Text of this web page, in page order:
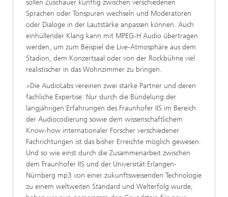
sollen Zuschauer künftig zwischen verschiedenen
Sprachen oder Tonspuren wechseln und Moderatoren
oder Dialoge in der Lautstärke anpassen können. Auch
einhüllender Klang kann mit MPEG-H Audio übertragen
werden, um zum Beispiel die Live-Atmosphäre aus dem
Stadion, dem Konzertsaal oder von der Rockbühne viel
realistischer in das Wohnzimmer zu bringen.
»Die AudioLabs vereinen zwei starke Partner und deren
fachliche Expertise: Nur durch die Bündelung der
langjährigen Erfahrungen des Fraunhofer IIS im Bereich
der Audiocodierung sowie dem wissenschaftlichem
Know-how internationaler Forscher verschiedener
Fachrichtungen ist das bisher Erreichte möglich gewesen.
Und so wie einst durch die Zusammenarbeit zwischen
dem Fraunhofer IIS und der Universität Erlangen-
Nürnberg mp3 von einer zukunftsweisenden Technologie
zu einem weltweiten Standard und Welterfolg wurde,